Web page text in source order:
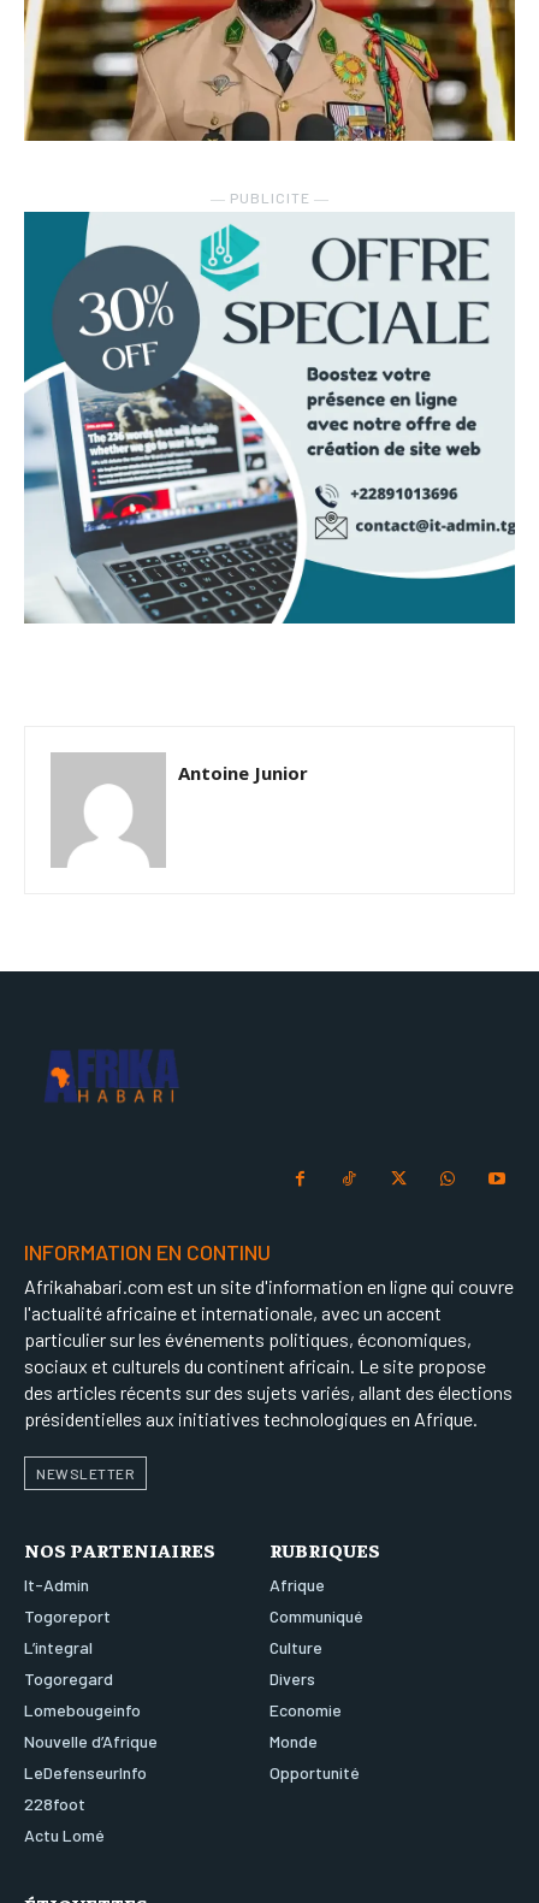
― PUBLICITE ―
Antoine Junior
INFORMATION EN CONTINU
Afrikahabari.com est un site d'information en ligne qui couvre
l'actualité africaine et internationale, avec un accent
particulier sur les événements politiques, économiques,
sociaux et culturels du continent africain. Le site propose
des articles récents sur des sujets variés, allant des élections
présidentielles aux initiatives technologiques en Afrique.
NEWSLETTER
NOS PARTENIAIRES
It-Admin
Togoreport
L’integral
Togoregard
Lomebougeinfo
Nouvelle d’Afrique
LeDefenseurInfo
228foot
Actu Lomé
RUBRIQUES
Afrique
Communiqué
Culture
Divers
Economie
Monde
Opportunité